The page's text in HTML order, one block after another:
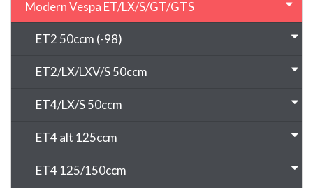
Modern Vespa ET/LX/S/GT/GTS
ET2 50ccm (-98)
ET2/LX/LXV/S 50ccm
ET4/LX/S 50ccm
ET4 alt 125ccm
ET4 125/150ccm